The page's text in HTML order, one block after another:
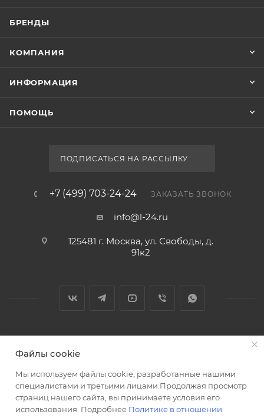
БРЕНДЫ
КОМПАНИЯ
ИНФОРМАЦИЯ
ПОМОЩЬ
ПОДПИСАТЬСЯ НА РАССЫЛКУ
+7 (499) 703-24-24 ЗАКАЗАТЬ ЗВОНОК
info@l-24.ru
125481 г. Москва, ул. Свободы, д.
91к2
Разработка сайта
Файлы cookie
Мы используем файлы cookie, разработанные нашими
специалистами и третьими лицами.Продолжая просмотр
страниц нашего сайта, вы принимаете условия его
использования. Подробнее Политике в отношении